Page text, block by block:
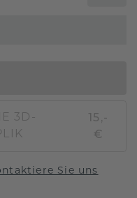
3D-
15,-
€
Sie uns